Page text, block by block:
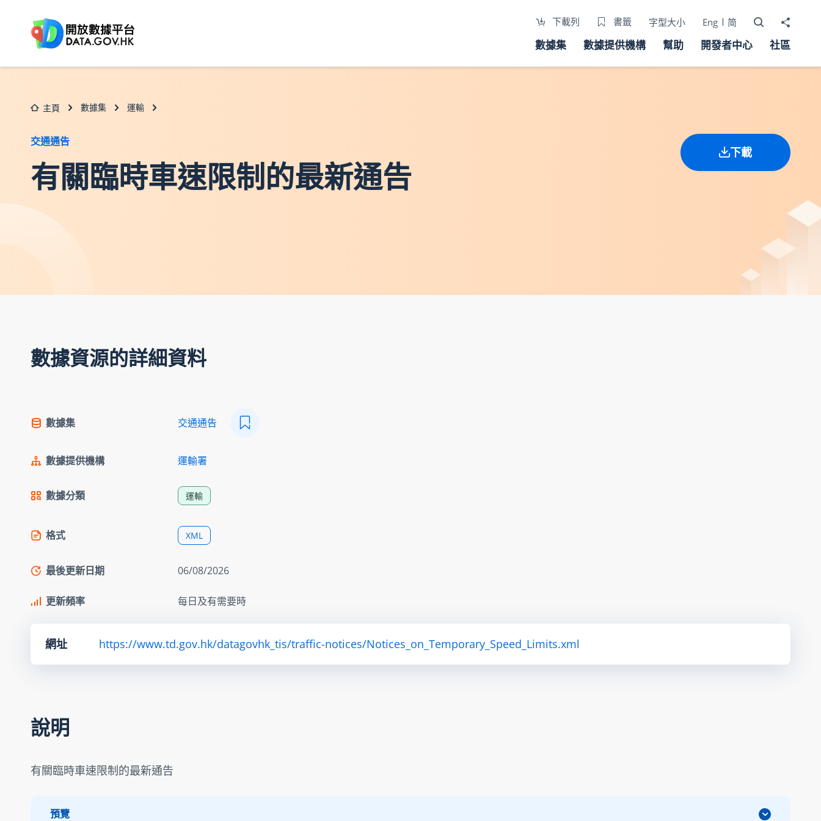
下載列 書籤 字型大小 Eng 简 打開搜尋器
分享至
數據集 數據提供機構 幫助 開發者中心 社區
主頁 數據集 運輸
交通通告
有關臨時車速限制的最新通告
下載
數據資源的詳細資料
數據集 交通通告
數據提供機構 運輸署
數據分類 運輸
格式 XML
最後更新日期 06/08/2026
更新頻率 每日及有需要時
網址 https://www.td.gov.hk/datagovhk_tis/traffic-notices/Notices_on_Temporary_Speed_Limits.xml
說明
有關臨時車速限制的最新通告
預覽